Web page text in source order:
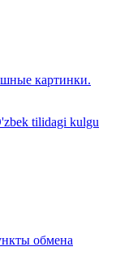
картинки.
tilidagi kulgu
обмена